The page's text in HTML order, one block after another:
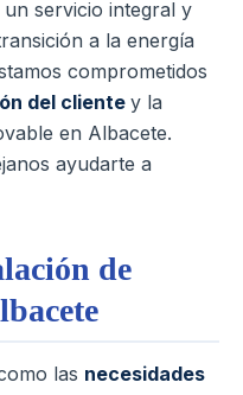
servicio integral y
a la energía
comprometidos
del clientey la
en Albacete.
ayudarte a
de
las necesidades